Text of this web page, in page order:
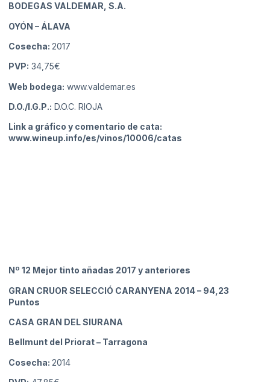
BODEGAS VALDEMAR, S.A.
OYÓN – ÁLAVA
Cosecha: 2017
PVP: 34,75€
Web bodega: www.valdemar.es
D.O./I.G.P.: D.O.C. RIOJA
Link a gráfico y comentario de cata:
www.wineup.info/es/vinos/10006/catas
Nº 12 Mejor tinto añadas 2017 y anteriores
GRAN CRUOR SELECCIÓ CARANYENA 2014– 94,23
Puntos
CASA GRAN DEL SIURANA
Bellmunt del Priorat– Tarragona
Cosecha: 2014